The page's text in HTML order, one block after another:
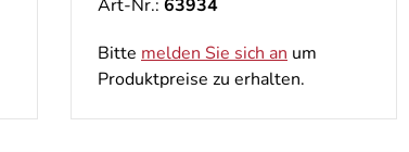
Art-Nr.: 63934
Bitte melden Sie sich an um
Produktpreise zu erhalten.